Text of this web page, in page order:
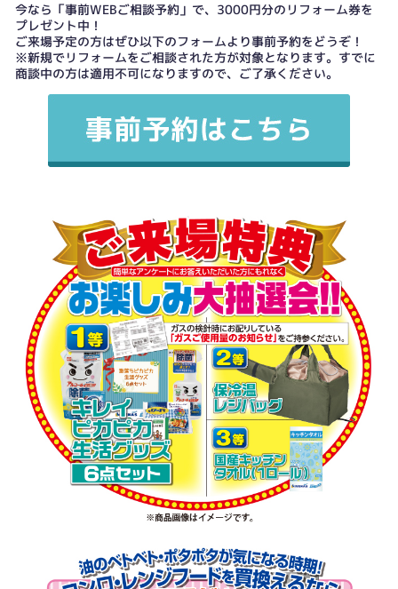
今なら「事前WEBご相談予約」で、3000円分のリフォーム券を
プレゼント中！
ご来場予定の方はぜひ以下のフォームより事前予約をどうぞ！
※新規でリフォームをご相談された方が対象となります。すでに
商談中の方は適用不可になりますので、ご了承ください。